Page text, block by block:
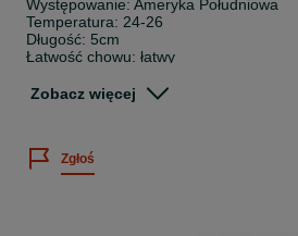
Występowanie: Ameryka Południowa
Temperatura: 24-26
Długość: 5cm
Łatwość chowu: łatwy
Posiadamy bogatą ofertę ryb
wodnych.
Zobacz więcej
Zgłoś